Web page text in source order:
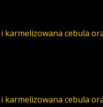
karmelizowana cebula
karmelizowana cebula